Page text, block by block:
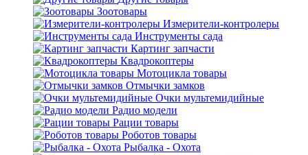
Зоотовары
Измерители-контролеры
Инструменты сада
Картинг запчасти
Квадрокоптеры
Мотоцикла товары
Отмычки замков
Очки мультемидийные
Радио модели
Рации товары
Роботов товары
Рыбалка - Охота